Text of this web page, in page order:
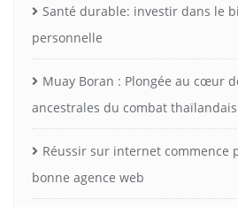
Santé durable: investir dans le
personnelle
Muay Boran : Plongée au cœur
ancestrales du combat thaïlandais
Réussir sur internet commence
bonne agence web